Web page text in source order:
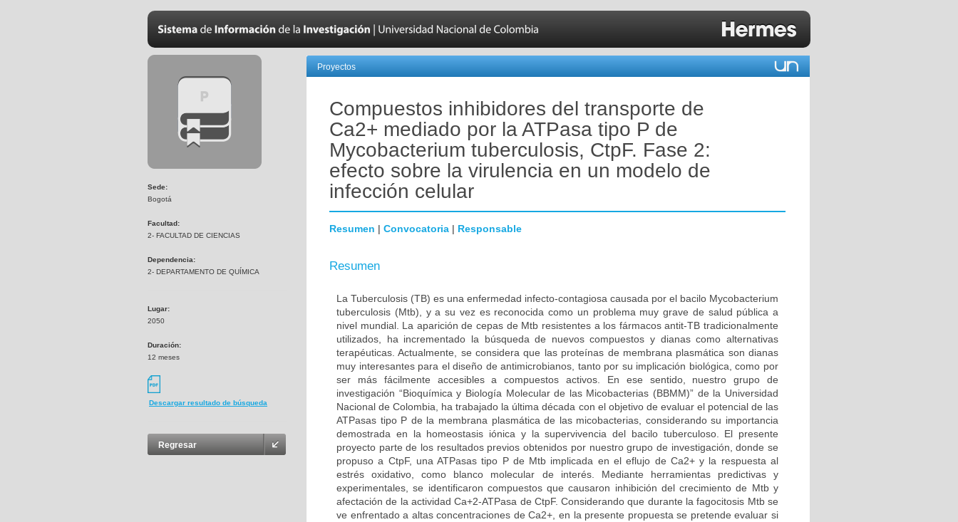
Sede:
Bogotá
Facultad:
2- FACULTAD DE CIENCIAS
Dependencia:
2- DEPARTAMENTO DE QUÍMICA
Lugar:
2050
Duración:
12 meses
Descargar resultado de búsqueda
Regresar
Proyectos
Compuestos inhibidores del transporte de
Ca2+ mediado por la ATPasa tipo P de
Mycobacterium tuberculosis, CtpF. Fase 2:
efecto sobre la virulencia en un modelo de
infección celular
Resumen | Convocatoria | Responsable
Resumen
La Tuberculosis (TB) es una enfermedad infecto-contagiosa causada por el bacilo Mycobacterium
tuberculosis (Mtb), y a su vez es reconocida como un problema muy grave de salud pública a
nivel mundial. La aparición de cepas de Mtb resistentes a los fármacos antit-TB tradicionalmente
utilizados, ha incrementado la búsqueda de nuevos compuestos y dianas como alternativas
terapéuticas. Actualmente, se considera que las proteínas de membrana plasmática son dianas
muy interesantes para el diseño de antimicrobianos, tanto por su implicación biológica, como por
ser más fácilmente accesibles a compuestos activos. En ese sentido, nuestro grupo de
investigación “Bioquímica y Biología Molecular de las Micobacterias (BBMM)” de la Universidad
Nacional de Colombia, ha trabajado la última década con el objetivo de evaluar el potencial de las
ATPasas tipo P de la membrana plasmática de las micobacterias, considerando su importancia
demostrada en la homeostasis iónica y la supervivencia del bacilo tuberculoso. El presente
proyecto parte de los resultados previos obtenidos por nuestro grupo de investigación, donde se
propuso a CtpF, una ATPasas tipo P de Mtb implicada en el eflujo de Ca2+ y la respuesta al
estrés oxidativo, como blanco molecular de interés. Mediante herramientas predictivas y
experimentales, se identificaron compuestos que causaron inhibición del crecimiento de Mtb y
afectación de la actividad Ca+2-ATPasa de CtpF. Considerando que durante la fagocitosis Mtb se
ve enfrentado a altas concentraciones de Ca2+, en la presente propuesta se pretende evaluar si